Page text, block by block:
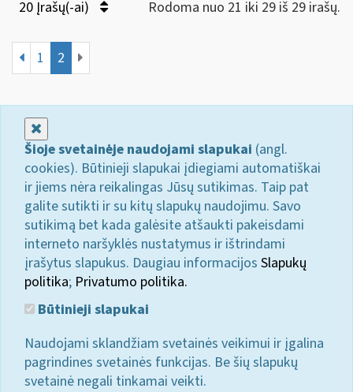
20 Įrašų(-ai) Rodoma nuo 21 iki 29 iš 29 irašų.
1 2
Šioje svetainėje naudojami slapukai (angl.
cookies). Būtinieji slapukai įdiegiami automatiškai
ir jiems nėra reikalingas Jūsų sutikimas. Taip pat
galite sutikti ir su kitų slapukų naudojimu. Savo
sutikimą bet kada galėsite atšaukti pakeisdami
interneto naršyklės nustatymus ir ištrindami
įrašytus slapukus. Daugiau informacijos Slapukų
politika; Privatumo politika.
Būtinieji slapukai
Naudojami sklandžiam svetainės veikimui ir įgalina
pagrindines svetainės funkcijas. Be šių slapukų
svetainė negali tinkamai veikti.